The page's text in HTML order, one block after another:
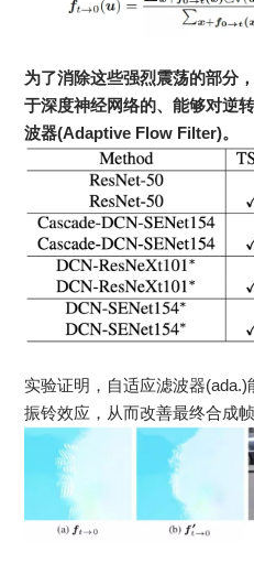
为了消除这些强烈震荡的部分
于深度神经网络的、能够对逆
波器(Adaptive Flow Filter)。
实验证明，自适应滤波器
振铃效应，从而改善最终合成帧